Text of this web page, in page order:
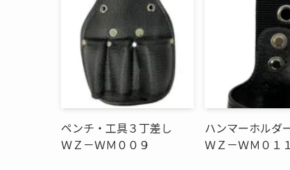
ペンチ・工具３丁差し
ＷＺ－ＷＭ００９
ハンマーホルダ
ＷＺ－ＷＭ０１１